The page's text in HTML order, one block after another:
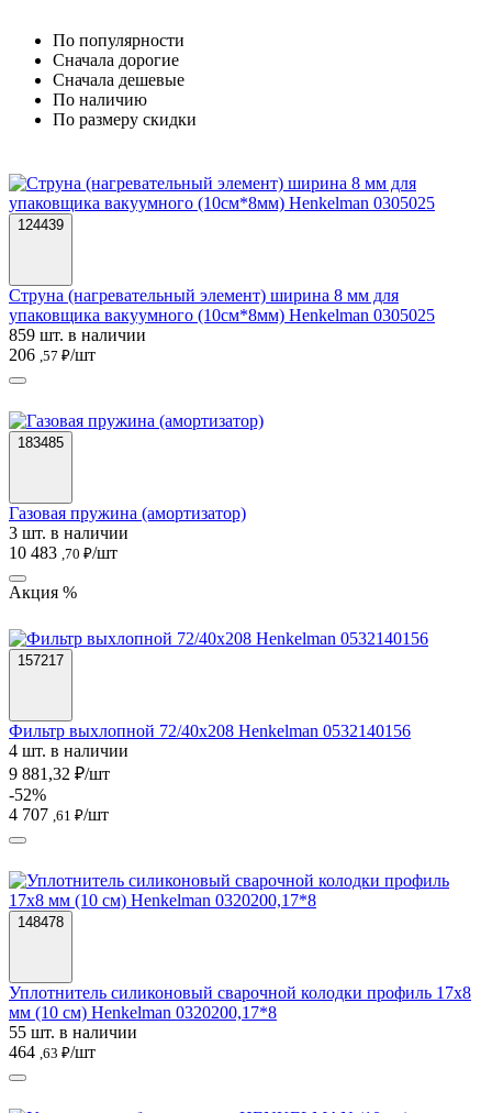
По популярности
Cначала дорогие
Cначала дешевые
По наличию
По размеру скидки
124439
Струна (нагревательный элемент) ширина 8 мм для
упаковщика вакуумного (10см*8мм) Henkelman 0305025
859 шт. в наличии
206 ,57 ₽/шт
183485
Газовая пружина (амортизатор)
3 шт. в наличии
10 483 ,70 ₽/шт
Акция %
157217
Фильтр выхлопной 72/40х208 Henkelman 0532140156
4 шт. в наличии
9 881,32 ₽/шт
-52%
4 707 ,61 ₽/шт
148478
Уплотнитель силиконовый сварочной колодки профиль 17х8
мм (10 см) Henkelman 0320200,17*8
55 шт. в наличии
464 ,63 ₽/шт